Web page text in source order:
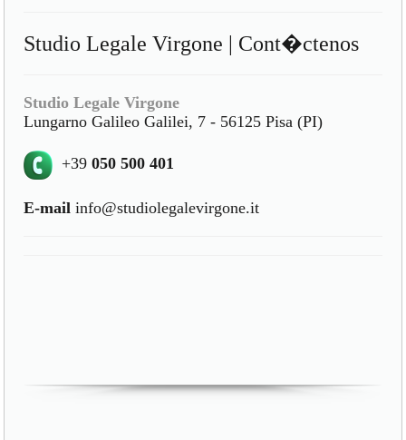
Studio Legale Virgone | Cont�ctenos
Studio Legale Virgone
Lungarno Galileo Galilei, 7 - 56125 Pisa (PI)
+39050 500 401
E-mail info@studiolegalevirgone.it